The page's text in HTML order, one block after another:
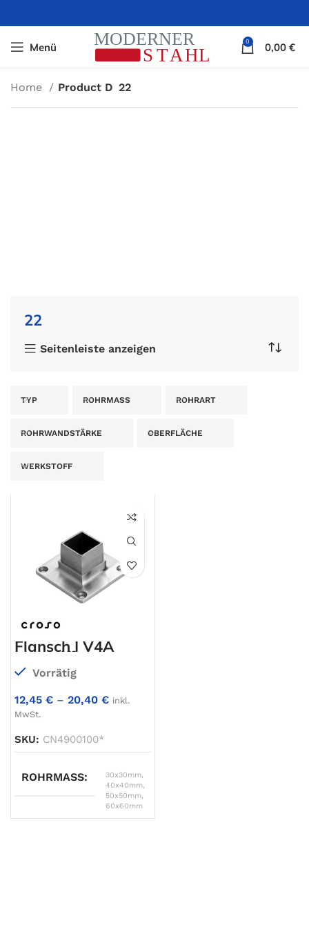
Menü 0 0,00 €
Home Product D 22
22
Seitenleiste anzeigen
TYP ROHRMASS ROHRART
ROHRWANDSTÄRKE OBERFLÄCHE
WERKSTOFF
Flansch | V4A
geschliffen
Vorrätig
12,45 € – 20,40 € inkl.
MwSt.
SKU: CN4900100*
ROHRMASS 30x30mm
40x40mm
50x50mm
60x60mm